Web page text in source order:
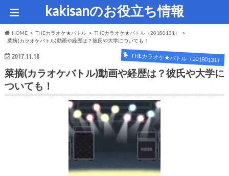
kakisanのお役立ち情報
HOME THEカラオケ★バトル
THEカラオケ★バトル（20180131）
菜摘(カラオケバトル)動画や経歴は？彼氏や大学についても！
2017.11.18 THEカラオケ★バトル（20180131）
菜摘(カラオケバトル)動画や経歴は？彼氏や大学に
ついても！